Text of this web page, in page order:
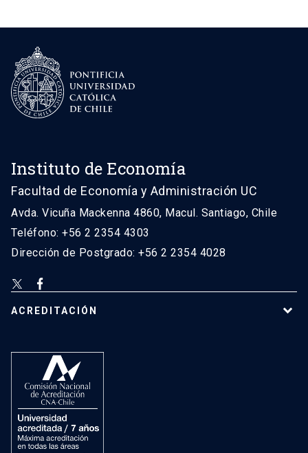
Instituto de Economía
Facultad de Economía y Administración UC
Avda. Vicuña Mackenna 4860, Macul. Santiago, Chile
Teléfono: +56 2 2354 4303
Dirección de Postgrado: +56 2 2354 4028
ACREDITACIÓN